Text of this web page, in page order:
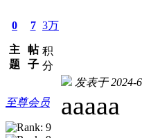
0
主
题
7
帖
子
3万
积
分
至尊会员
发表于 2024-
aaaaa